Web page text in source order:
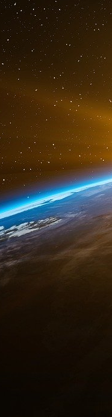
L’Iran,
avec son
programme
partenariats de
entreprises
et de systèmes
aux chaînes
combustibles
Unis.
Saute d’humeur
Dans certains
pays
vulnérabilités
croissante de
coopération, en
américaines en
Mais dans la